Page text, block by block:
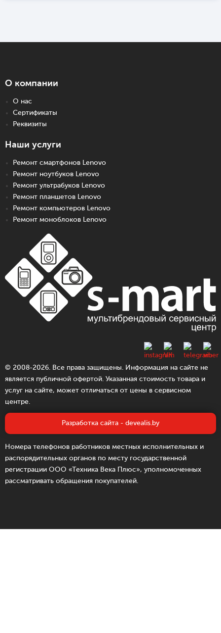
О компании
О нас
Сертификаты
Реквизиты
Наши услуги
Ремонт смартфонов Lenovo
Ремонт ноутбуков Lenovo
Ремонт ультрабуков Lenovo
Ремонт планшетов Lenovo
Ремонт компьютеров Lenovo
Ремонт моноблоков Lenovo
© 2008-2026. Все права защищены. Информация на сайте не
является публичной офертой. Указанная стоимость товара и
услуг на сайте, может отличаться от цены в сервисном
центре.
Разработка сайта - devealis.by
Номера телефонов работников местных исполнительных и
распорядительных органов по месту государственной
регистрации ООО «Техника Века Плюс», уполномоченных
рассматривать обращения покупателей.